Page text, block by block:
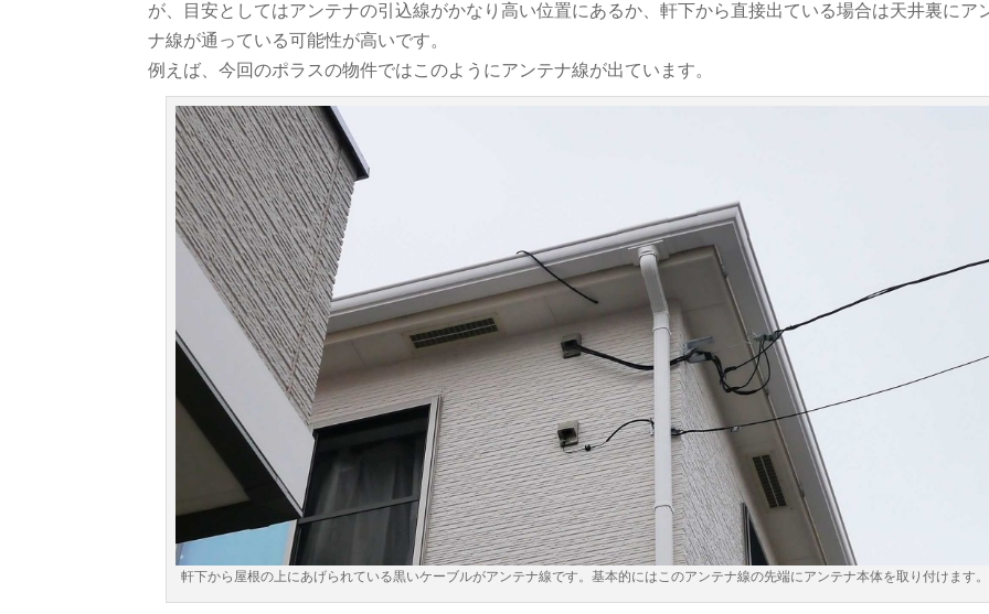
が、目安としてはアンテナの引込線がかなり高い位置にあるか、軒下から直接出ている場合は天井裏にア
ナ線が通っている可能性が高いです。
例えば、今回のポラスの物件ではこのようにアンテナ線が出ています。
軒下から屋根の上にあげられている黒いケーブルがアンテナ線です。基本的にはこのアンテナ線の先端にアンテナ本体を取り付けます。